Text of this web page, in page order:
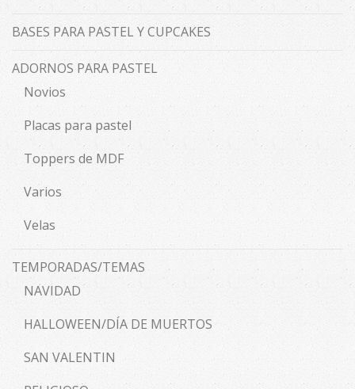
BASES PARA PASTEL Y CUPCAKES
ADORNOS PARA PASTEL
Novios
Placas para pastel
Toppers de MDF
Varios
Velas
TEMPORADAS/TEMAS
NAVIDAD
HALLOWEEN/DÍA DE MUERTOS
SAN VALENTIN